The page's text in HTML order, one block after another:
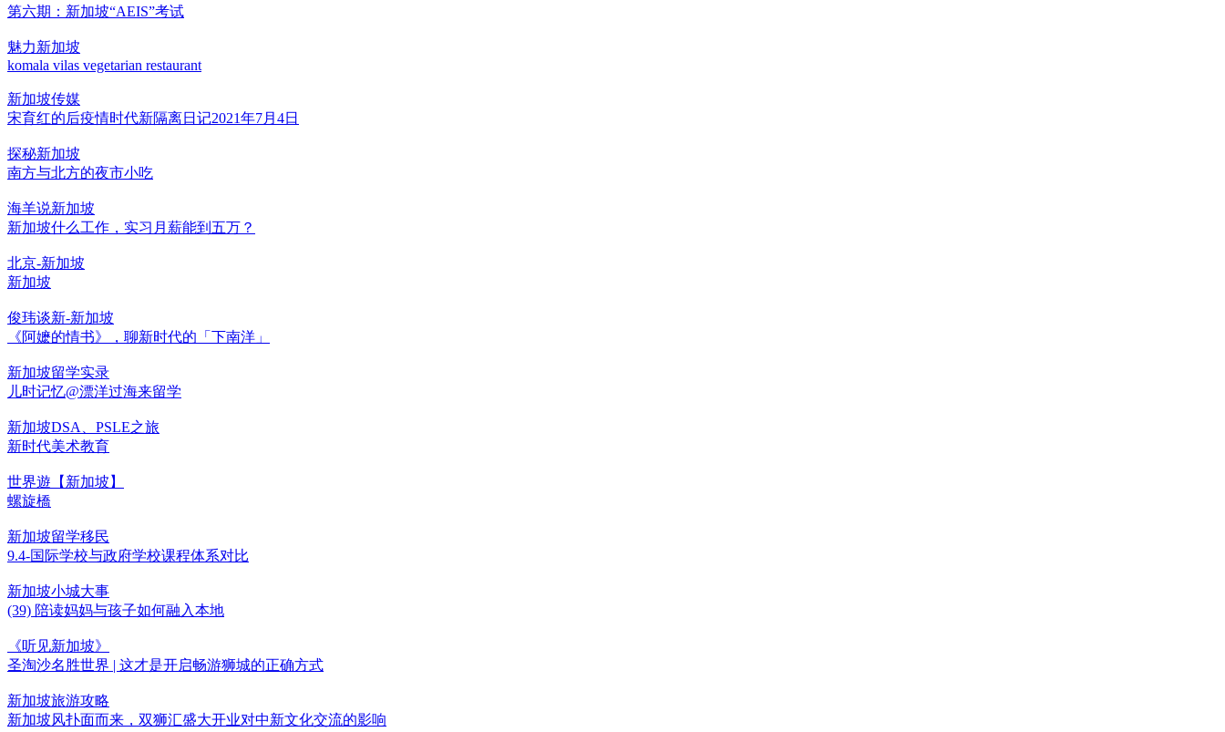
第六期：新加坡“AEIS”考试
魅力新加坡
komala vilas vegetarian restaurant
新加坡传媒
宋育红的后疫情时代新隔离日记2021年7月4日
探秘新加坡
南方与北方的夜市小吃
海羊说新加坡
新加坡什么工作，实习月薪能到五万？
北京-新加坡
新加坡
俊玮谈新-新加坡
《阿嬷的情书》，聊新时代的「下南洋」
新加坡留学实录
儿时记忆@漂洋过海来留学
新加坡DSA、PSLE之旅
新时代美术教育
世界遊【新加坡】
螺旋橋
新加坡留学移民
9.4-国际学校与政府学校课程体系对比
新加坡小城大事
(39) 陪读妈妈与孩子如何融入本地
《听见新加坡》
圣淘沙名胜世界 | 这才是开启畅游狮城的正确方式
新加坡旅游攻略
新加坡风扑面而来，双狮汇盛大开业对中新文化交流的影响